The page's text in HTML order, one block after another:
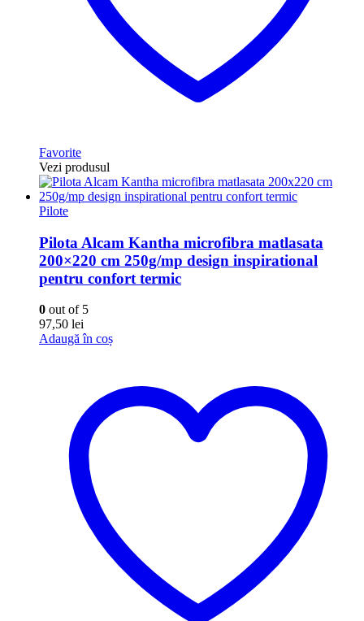
Favorite
Vezi produsul
Pilote
Pilota Alcam Kantha microfibra matlasata
200×220 cm 250g/mp design inspirational
pentru confort termic
0 out of 5
97,50 lei
Adaugă în coș